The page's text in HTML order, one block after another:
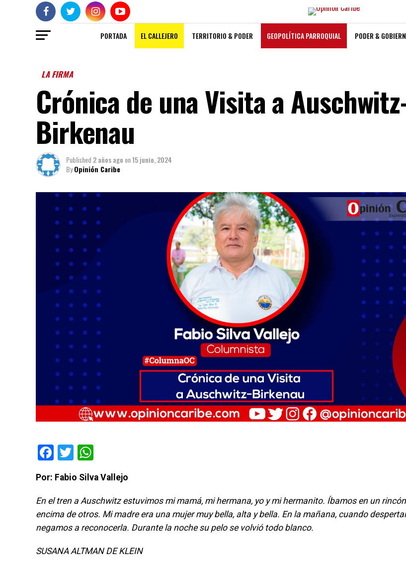
PORTADA EL CALLEJERO TERRITORIO & PODER GEOPOLÍTICA PARROQUIAL PODER &
LA FIRMA
Crónica de una Visita a
Birkenau
Published 2 años ago on15 junio, 2024
ByOpinión Caribe
Facebook
Twitter
Por: Fabio Silva Vallejo
En el tren a Auschwitz estuvimos mi mamá, mi hermana, yo y mi hermanito. Íbamos en un
encima de otros. Mi madre era una mujer muy bella, alta y bella. En la mañana, cuando
negamos a reconocerla. Durante la noche su pelo se volvió todo blanco.
SUSANA ALTMAN DE KLEIN